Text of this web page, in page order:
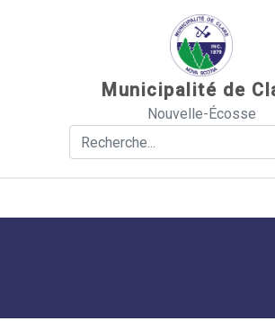
Municipalité de
Nouvelle-Écosse
Rechercher